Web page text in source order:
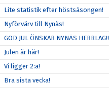
Lite statistik efter höstsäsongen!
Nyförvärv till Nynäs!
GOD JUL ÖNSKAR NYNÄS HERRLAG!!
Julen är här!
Vi ligger 2:a!
Bra sista vecka!